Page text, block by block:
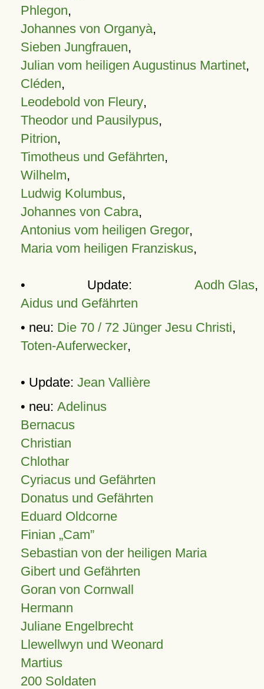
Phlegon,
Johannes von Organyà,
Sieben Jungfrauen,
Julian vom heiligen Augustinus Martinet,
Cléden,
Leodebold von Fleury,
Theodor und Pausilypus,
Pitrion,
Timotheus und Gefährten,
Wilhelm,
Ludwig Kolumbus,
Johannes von Cabra,
Antonius vom heiligen Gregor,
Maria vom heiligen Franziskus,
• Update: Aodh Glas,
Aidus und Gefährten
• neu: Die 70 / 72 Jünger Jesu Christi,
Toten-Auferwecker,
• Update: Jean Vallière
• neu: Adelinus
Bernacus
Christian
Chlothar
Cyriacus und Gefährten
Donatus und Gefährten
Eduard Oldcorne
Finian Cam
Sebastian von der heiligen Maria
Gibert und Gefährten
Goran von Cornwall
Hermann
Juliane Engelbrecht
Llewellwyn und Weonard
Martius
200 Soldaten